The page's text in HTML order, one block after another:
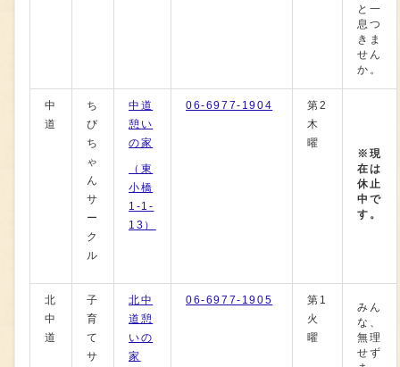
と一
息つ
きま
せん
か。
中
道
ち
び
ち
ゃ
ん
サ
ー
ク
ル
中道
憩い
の家
（東
小橋
1-1-
13）
06-6977-1904
第2
木
曜
※現
在は
休止
中で
す。
北
中
道
子
育
て
サ
北中
道憩
いの
家
06-6977-1905
第1
火
曜
みん
な、
無理
せず